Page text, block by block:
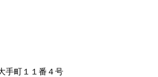
手町１１番４号